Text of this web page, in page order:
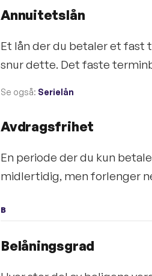
Annuitetslån
Et lån der du betaler et fast
snur dette. Det faste
Se også: Serielån
Avdragsfrihet
En periode der du kun
midlertidig, men forlenger
B
Belåningsgrad